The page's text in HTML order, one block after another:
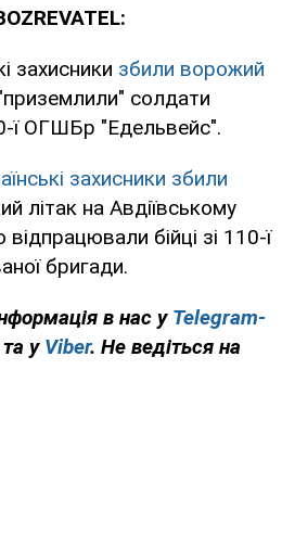
захисники збили ворожий
солдати
ї ОГШБр "Едельвейс".
захисники збили
літак на Авдіївському
відпрацювали бійці зі 110-ї
бригади.
в нас у Telegram-
у Viber. Не ведіться на